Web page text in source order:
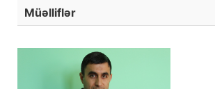
Müəlliflər